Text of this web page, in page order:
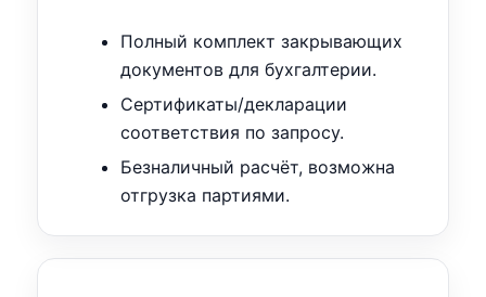
Полный комплект закрывающих
документов для бухгалтерии.
Сертификаты/декларации
соответствия по запросу.
Безналичный расчёт, возможна
отгрузка партиями.